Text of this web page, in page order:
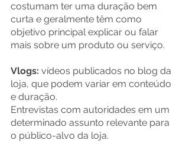
costumam ter uma duração bem
curta e geralmente têm como
objetivo principal explicar ou falar
mais sobre um produto ou serviço.
Vlogs: vídeos publicados no blog da
loja, que podem variar em conteúdo
e duração.
Entrevistas com autoridades em um
determinado assunto relevante para
o público-alvo da loja.